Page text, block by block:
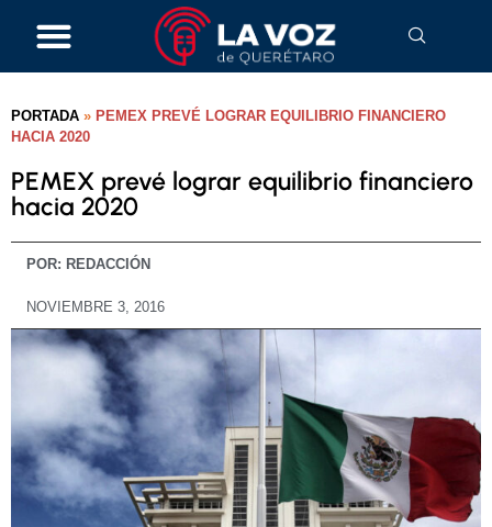
PORTADA » PEMEX PREVÉ LOGRAR EQUILIBRIO FINANCIERO
HACIA 2020
PEMEX prevé lograr equilibrio financiero
hacia 2020
POR: REDACCIÓN
NOVIEMBRE 3, 2016